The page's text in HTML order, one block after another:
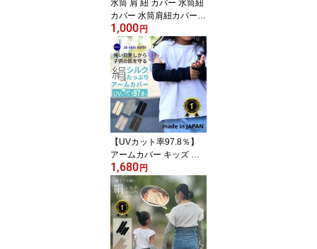
水筒 肩 紐 カバー 水筒紐
カバー 水筒肩紐カバー
子供 水筒 1000円ポッキ
リ 肩紐カバー 肩パッド
痛くない 紐カバー 子供
キッズ シンプル おしゃ
れ 水筒 ヒモ ハンドメイ
ド 洗える ヒッコリー デ
ニム 送料無料 日本製
1,000 円
【UVカット率97.8％】
アームカバー キッズ 子
供用アームカバー シルク
コットン 日本製 キッズ
ベビー 赤ちゃん 日焼け
対策 暑さ対策 虫よけ シ
ルク コットン 男の子 女
の子 アウトドア おしゃ
れ かわいい 無地 日本製
1,680 円